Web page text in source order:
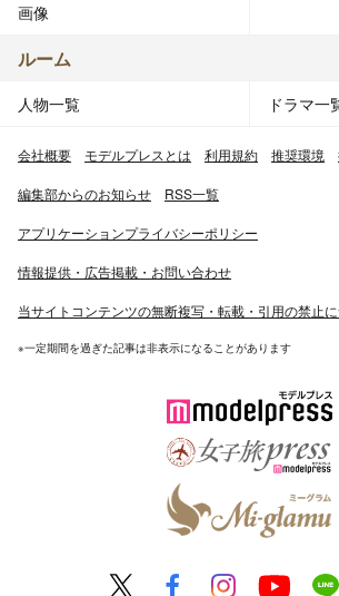
画像
ルーム
人物一覧 ドラマ一
会社概要 モデルプレスとは 利用規約 推奨環境
編集部からのお知らせ RSS一覧
アプリケーションプライバシーポリシー
情報提供・広告掲載・お問い合わせ
当サイトコンテンツの無断複写・転載・引用の禁止
※一定期間を過ぎた記事は非表示になることがあります